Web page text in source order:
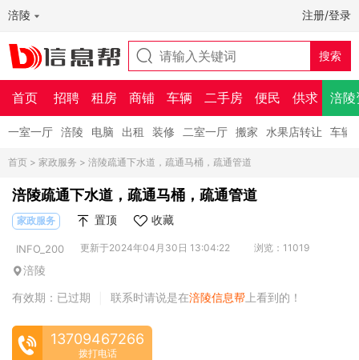
涪陵 注册/登录
首页 招聘 租房 商铺 车辆 二手房 便民 供求 涪陵
一室一厅 涪陵 电脑 出租 装修 二室一厅 搬家 水果店转让 车辆
首页 > 家政服务 > 涪陵疏通下水道，疏通马桶，疏通管道
涪陵疏通下水道，疏通马桶，疏通管道
家政服务 置顶 收藏
INFO_200 更新于2024年04月30日 13:04:22 浏览：11019
涪陵
有效期：已过期
联系时请说是在涪陵信息帮 上看到的！
13709467266
拨打电话